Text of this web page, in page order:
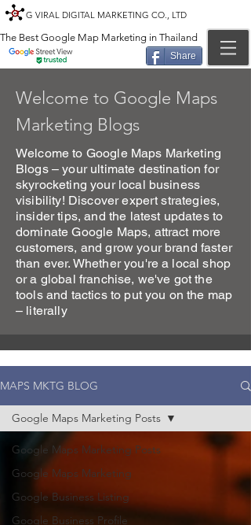
G VIRAL DIGITAL MARKETING CO., LTD
The Best Google Map Marketing in Thailand
Share
Welcome to Google Maps
Marketing Blogs
Welcome to Google Maps Marketing
Blogs – your ultimate destination for
skyrocketing your local business
visibility! Discover expert strategies,
insider tips, and the latest updates to
dominate Google Maps, attract more
customers, and grow your brand faster
than ever. Whether you're a local shop
or a global franchise, we've got the
tools and tactics to put you on the map
– literally
MAPS MKTG BLOG
Google Maps Marketing Posts
Google Maps Marketing
Google Business Listing
Google Business Profile
Google Maps Marketing Posts